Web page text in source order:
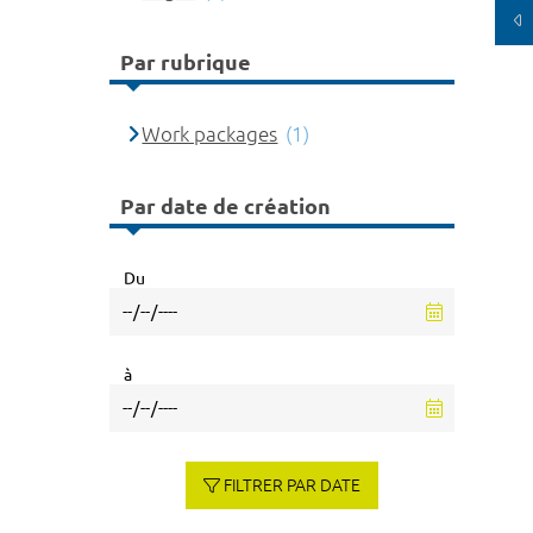
Par rubrique
Work packages (1)
Par date de création
Du
à
FILTRER PAR DATE